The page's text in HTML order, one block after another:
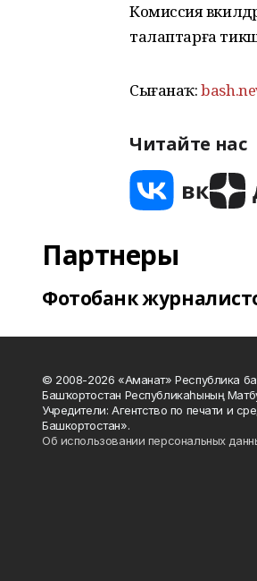
Комиссия
талаптарға
Сығанаҡ:
Читайте нас
Партнеры
Фотобанк
© 2008-2026 «Аманат» Республика
Башҡортостан Республикаһының
Учредители: Агентство по печати и
Башкортостан».
Об использовании персональных